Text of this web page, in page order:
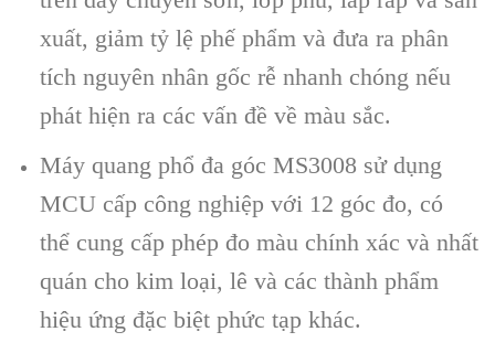
xuất, giảm tỷ lệ phế phẩm và đưa ra phân
tích nguyên nhân gốc rễ nhanh chóng nếu
phát hiện ra các vấn đề về màu sắc.
Máy quang phổ đa góc MS3008 sử dụng
MCU cấp công nghiệp với 12 góc đo, có
thể cung cấp phép đo màu chính xác và nhất
quán cho kim loại, lê và các thành phẩm
hiệu ứng đặc biệt phức tạp khác.